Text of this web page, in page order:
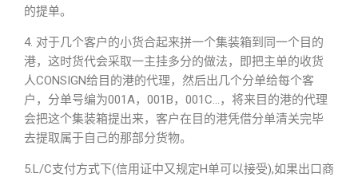
的提单。
4. 对于几个客户的小货合起来拼一个集装箱到同一个目的
港，这时货代会采取一主挂多分的做法，即把主单的收货
人CONSIGN给目的港的代理，然后出几个分单给每个客
户，分单号编为001A，001B，001C…，将来目的港的代理
会把这个集装箱提出来，客户在目的港凭借分单清关完毕
去提取属于自己的那部分货物。
5.L/C支付方式下(信用证中又规定H单可以接受),如果出口商